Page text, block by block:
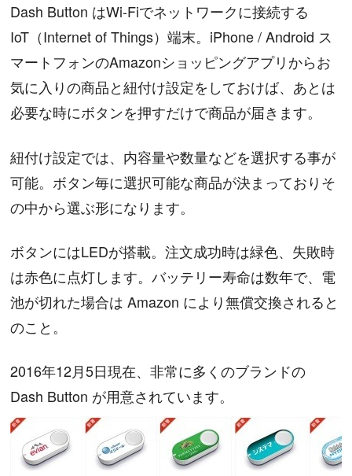
Dash Button はWi-Fiでネットワークに接続する
IoT（Internet of Things）端末。iPhone / Android ス
マートフォンのAmazonショッピングアプリからお
気に入りの商品と紐付け設定をしておけば、あとは
必要な時にボタンを押すだけで商品が届きます。
紐付け設定では、内容量や数量などを選択する事が
可能。ボタン毎に選択可能な商品が決まっておりそ
の中から選ぶ形になります。
ボタンにはLEDが搭載。注文成功時は緑色、失敗時
は赤色に点灯します。バッテリー寿命は数年で、電
池が切れた場合は Amazon により無償交換されると
のこと。
2016年12月5日現在、非常に多くのブランドの
Dash Button が用意されています。